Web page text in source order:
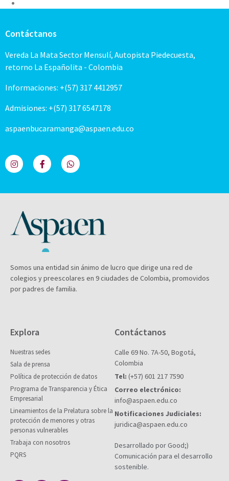
Contáctanos
Vereda La Mata Sector Mensulí, Autopista Piedecuesta,
retorno La Españolita - Colombia
Informaciones: +(57) 317 4412957
Admisiones: +(57) 317 6547178
aspaenbucaramanga@aspaen.edu.co
Somos una entidad sin ánimo de lucro que dirige una red de
colegios y preescolares en 9 ciudades de Colombia, promovidos
por padres de familia.
Explora
Nuestras sedes
Sala de prensa
Política de protección de datos
Programa de Transparencia y Ética
Empresarial
Lineamientos de la Prelatura sobre la
protección de menores y otras
personas vulnerables
Trabaja con nosotros
PQRS
Contáctanos
Calle 69 No. 7A-50, Bogotá,
Colombia
Tel: (+57) 601 217 7590
Correo electrónico:
info@aspaen.edu.co
Notificaciones Judiciales:
juridica@aspaen.edu.co
Desarrollado por Good;)
Comunicación para el desarrollo
sostenible.